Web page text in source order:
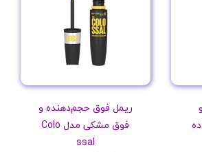
ریمل فوق حجم‌دهنده و
فوق مشکی مدل Colo
ssal